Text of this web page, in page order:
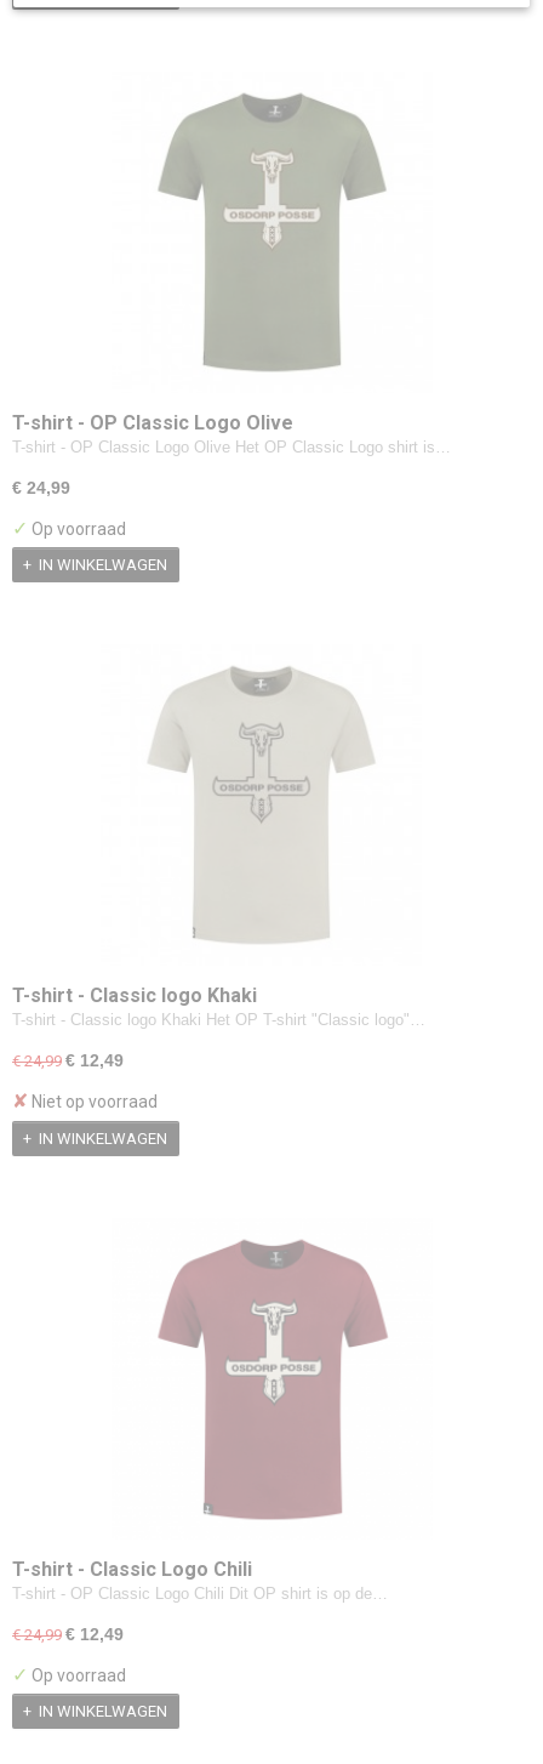
T-shirt - OP Classic Logo Olive
T-shirt - OP Classic Logo Olive Het OP Classic Logo shirt is…
€ 24,99
✓ Op voorraad
IN WINKELWAGEN
T-shirt - Classic logo Khaki
T-shirt - Classic logo Khaki Het OP T-shirt "Classic logo"…
€ 24,99 € 12,49
✘ Niet op voorraad
IN WINKELWAGEN
T-shirt - Classic Logo Chili
T-shirt - OP Classic Logo Chili Dit OP shirt is op de…
€ 24,99 € 12,49
✓ Op voorraad
IN WINKELWAGEN